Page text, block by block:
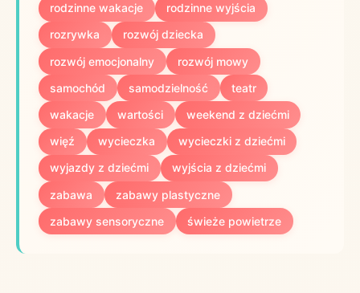
rodzinne wakacje
rodzinne wyjścia
rozrywka
rozwój dziecka
rozwój emocjonalny
rozwój mowy
samochód
samodzielność
teatr
wakacje
wartości
weekend z dziećmi
więź
wycieczka
wycieczki z dziećmi
wyjazdy z dziećmi
wyjścia z dziećmi
zabawa
zabawy plastyczne
zabawy sensoryczne
świeże powietrze